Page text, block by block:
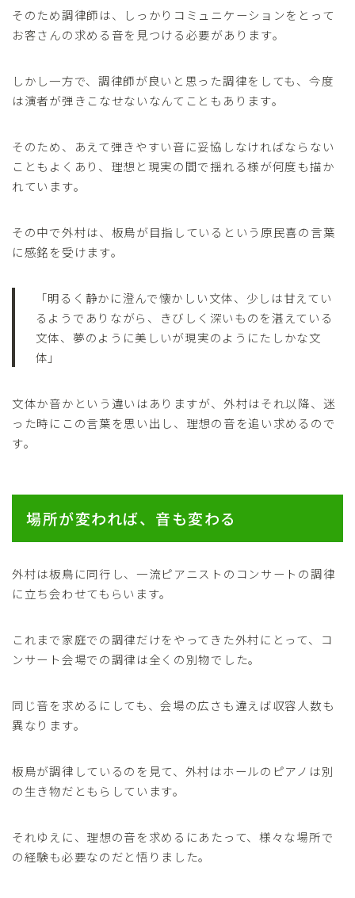
そのため調律師は、しっかりコミュニケーションをとって
お客さんの求める音を見つける必要があります。
しかし一方で、調律師が良いと思った調律をしても、今度
は演者が弾きこなせないなんてこともあります。
そのため、あえて弾きやすい音に妥協しなければならない
こともよくあり、理想と現実の間で揺れる様が何度も描か
れています。
その中で外村は、板鳥が目指しているという原民喜の言葉
に感銘を受けます。
「明るく静かに澄んで懐かしい文体、少しは甘えてい
るようでありながら、きびしく深いものを湛えている
文体、夢のように美しいが現実のようにたしかな文
体」
文体か音かという違いはありますが、外村はそれ以降、迷
った時にこの言葉を思い出し、理想の音を追い求めるので
す。
場所が変われば、音も変わる
外村は板鳥に同行し、一流ピアニストのコンサートの調律
に立ち会わせてもらいます。
これまで家庭での調律だけをやってきた外村にとって、コ
ンサート会場での調律は全くの別物でした。
同じ音を求めるにしても、会場の広さも違えば収容人数も
異なります。
板鳥が調律しているのを見て、外村はホールのピアノは別
の生き物だともらしています。
それゆえに、理想の音を求めるにあたって、様々な場所で
の経験も必要なのだと悟りました。